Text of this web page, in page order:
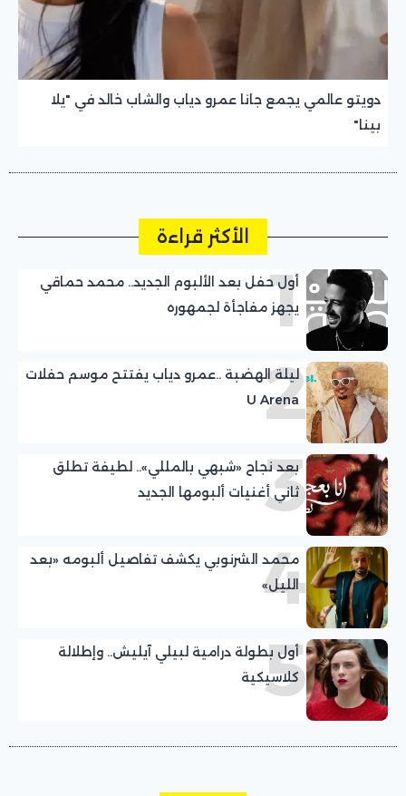
دويتو عالمي يجمع جانا عمرو دياب والشاب خالد في "يلا
بينا"
الأكثر قراءة
1
أول حفل بعد الألبوم الجديد.. محمد حماقي
يجهز مفاجأة لجمهوره
2
ليلة الهضبة ..عمرو دياب يفتتح موسم حفلات
U Arena
3
بعد نجاح «شبهي بالمللي».. لطيفة تطلق
ثاني أغنيات ألبومها الجديد
4
محمد الشرنوبي يكشف تفاصيل ألبومه «بعد
الليل»
5
أول بطولة درامية لبيلي آيليش.. وإطلالة
كلاسيكية